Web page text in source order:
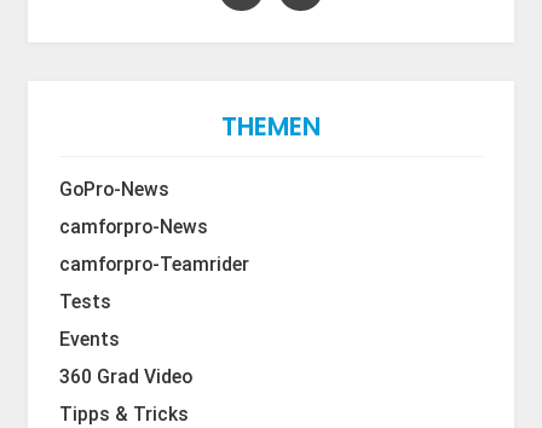
THEMEN
GoPro-News
camforpro-News
camforpro-Teamrider
Tests
Events
360 Grad Video
Tipps & Tricks